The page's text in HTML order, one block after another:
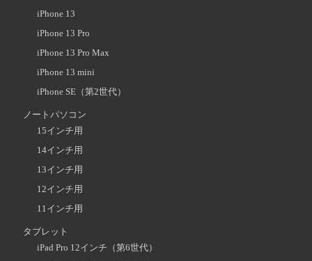
iPhone 13
iPhone 13 Pro
iPhone 13 Pro Max
iPhone 13 mini
iPhone SE（第2世代）
ノートパソコン
15インチ用
14インチ用
13インチ用
12インチ用
11インチ用
タブレット
iPad Pro 12インチ（第6世代）